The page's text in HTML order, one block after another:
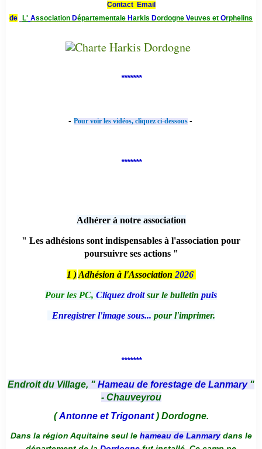
Contact Email
de
L' Association Départementale Harkis Dordogne Veuves et Orphelins
*******
- Pour voir les vidéos, cliquez ci-dessous -
*******
Adhérer à notre association
" Les adhésions sont indispensables à l'association pour
poursuivre ses actions "
1 ) Adhésion à l'Association 2026
Pour les PC, Cliquez droitsur le bulletin puis
Enregistrer l'image sous... pour l'imprimer.
*******
Endroit du Village, " Hameau de forestage de Lanmary "
- Chauveyrou
(Antonne et Trigonant) Dordogne.
Dans la région Aquitaine seul le hameau de Lanmarydans le